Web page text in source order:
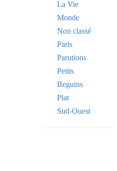
La Vie
Monde
Non classé
Paris
Parutions
Petits
Beguins
Plat
Sud-Ouest